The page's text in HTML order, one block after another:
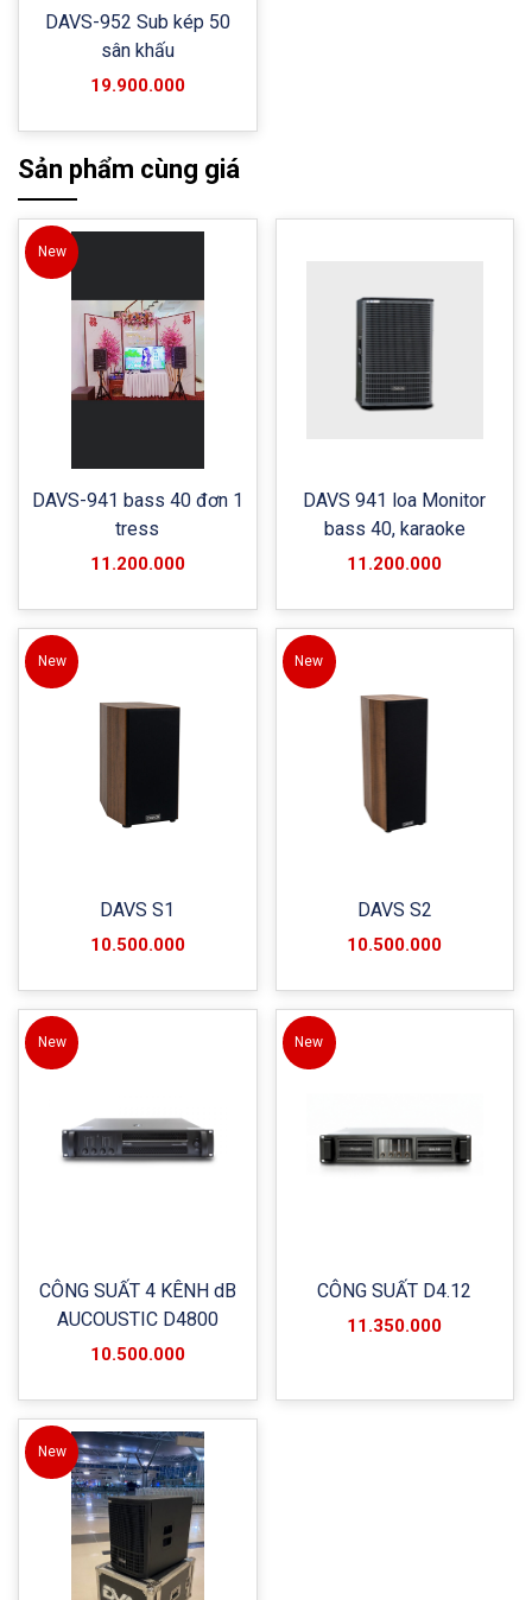
DAVS-952 Sub kép 50
sân khấu
19.900.000
Sản phẩm cùng giá
New
DAVS-941 bass 40 đơn 1
tress
11.200.000
DAVS 941 loa Monitor
bass 40, karaoke
11.200.000
New
DAVS S1
10.500.000
New
DAVS S2
10.500.000
New
CÔNG SUẤT 4 KÊNH dB
AUCOUSTIC D4800
10.500.000
New
CÔNG SUẤT D4.12
11.350.000
New